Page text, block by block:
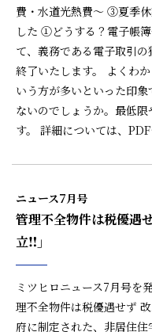
費・水道光熱費～ ③夏季
した ①どうする？電子
て、義務である電子取引
終了いたします。 よくわ
いう方が多いといった印
ないのでしょうか。最低
す。 詳細については、
ニュース7月号
管理不全物件は税優遇
立‼」
ミツヒロニュース7月号を
理不全物件は税優遇せず
府に制定された、非居住